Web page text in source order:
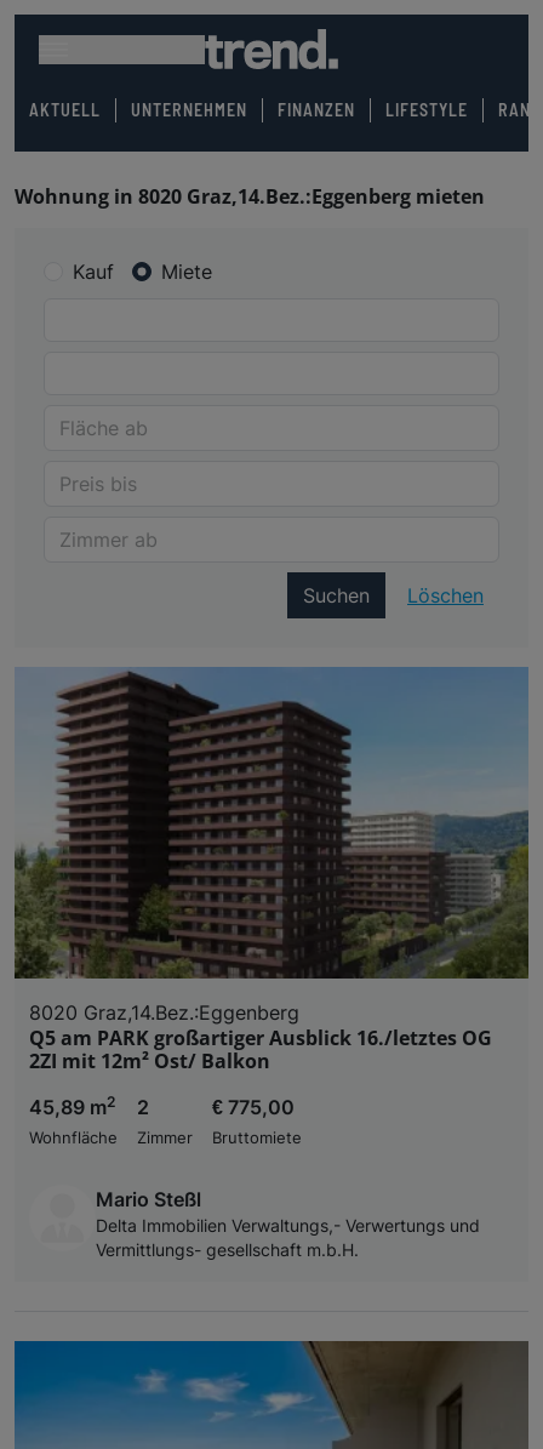
AKTUELL UNTERNEHMEN FINANZEN LIFESTYLE
Wohnung in 8020 Graz,14.Bez.:Eggenberg mieten
Kauf Miete
Suchen Löschen
8020 Graz,14.Bez.:Eggenberg
Q5 am PARK großartiger Ausblick 16./letztes OG
2ZI mit 12m² Ost/ Balkon
45,89 m2
Wohnfläche
2
Zimmer
€ 775,00
Bruttomiete
Mario Steßl
Delta Immobilien Verwaltungs,- Verwertungs und
Vermittlungs- gesellschaft m.b.H.